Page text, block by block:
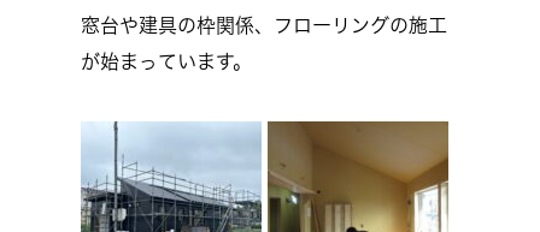
窓台や建具の枠関係、フローリングの施工
が始まっています。